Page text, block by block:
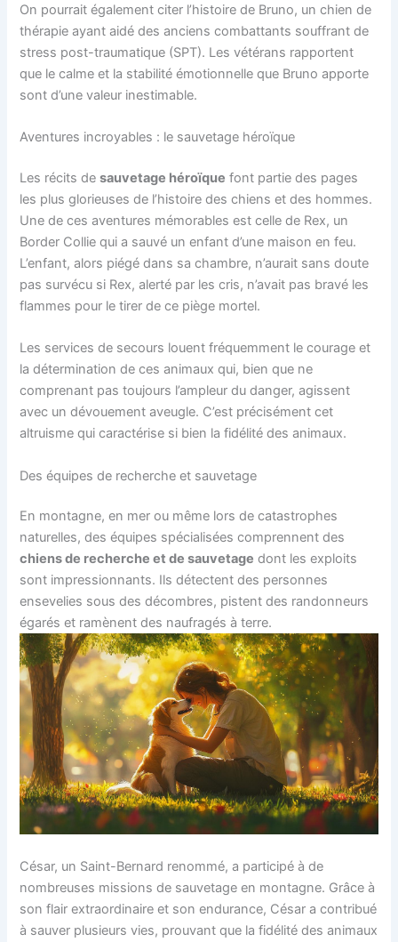
On pourrait également citer l’histoire de Bruno, un chien de
thérapie ayant aidé des anciens combattants souffrant de
stress post-traumatique (SPT). Les vétérans rapportent
que le calme et la stabilité émotionnelle que Bruno apporte
sont d’une valeur inestimable.
Aventures incroyables : le sauvetage héroïque
Les récits desauvetage héroïque font partie des pages
les plus glorieuses de l’histoire des chiens et des hommes.
Une de ces aventures mémorables est celle de Rex, un
Border Collie qui a sauvé un enfant d’une maison en feu.
L’enfant, alors piégé dans sa chambre, n’aurait sans doute
pas survécu si Rex, alerté par les cris, n’avait pas bravé les
flammes pour le tirer de ce piège mortel.
Les services de secours louent fréquemment le courage et
la détermination de ces animaux qui, bien que ne
comprenant pas toujours l’ampleur du danger, agissent
avec un dévouement aveugle. C’est précisément cet
altruisme qui caractérise si bien la fidélité des animaux.
Des équipes de recherche et sauvetage
En montagne, en mer ou même lors de catastrophes
naturelles, des équipes spécialisées comprennent des
chiens de recherche et de sauvetage dont les exploits
sont impressionnants. Ils détectent des personnes
ensevelies sous des décombres, pistent des randonneurs
égarés et ramènent des naufragés à terre.
César, un Saint-Bernard renommé, a participé à de
nombreuses missions de sauvetage en montagne. Grâce à
son flair extraordinaire et son endurance, César a contribué
à sauver plusieurs vies, prouvant que la fidélité des animaux